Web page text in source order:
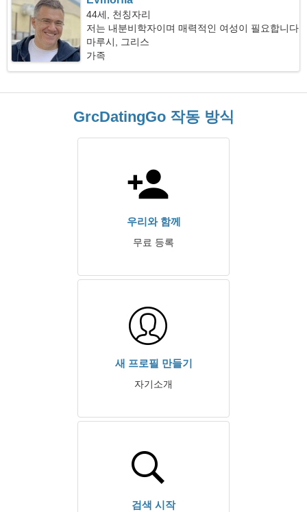
44세, 천칭자리
저는 내분비학자이며 매력적인 여성이 필요합니다
마루시, 그리스
가족
GrcDatingGo 작동 방식
우리와 함께
무료 등록
새 프로필 만들기
자기소개
검색 시작